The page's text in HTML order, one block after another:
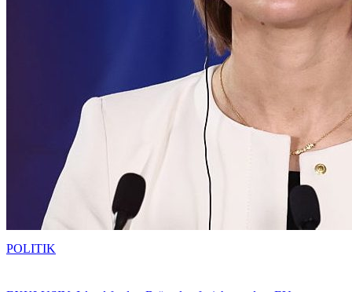
POLITIK